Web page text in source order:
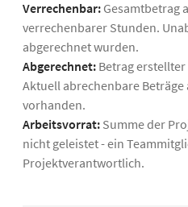
Verrechenbar: Gesamtbetrag
verrechenbarer Stunden.
abgerechnet wurden.
Abgerechnet: Betrag
Aktuell abrechenbare
vorhanden.
Arbeitsvorrat: Summe der
nicht geleistet - ein
Projektverantwortlich.